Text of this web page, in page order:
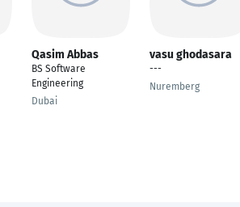
Qasim Abbas
BS Software
Engineering
Dubai
vasu ghodasara
---
Nuremberg